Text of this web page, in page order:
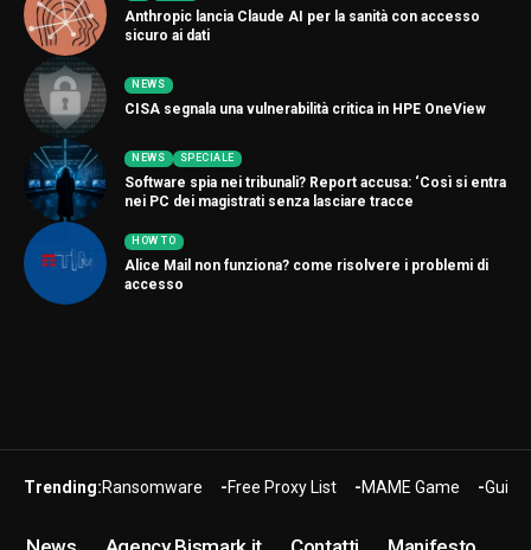
Anthropic lancia Claude AI per la sanità con accesso
sicuro ai dati
NEWS
CISA segnala una vulnerabilità critica in HPE OneView
NEWS SPECIALE
Software spia nei tribunali? Report accusa: ‘Così si entra
nei PC dei magistrati senza lasciare tracce
HOW TO
Alice Mail non funziona? come risolvere i problemi di
accesso
Trending:Ransomware Free Proxy List MAME Game Guide